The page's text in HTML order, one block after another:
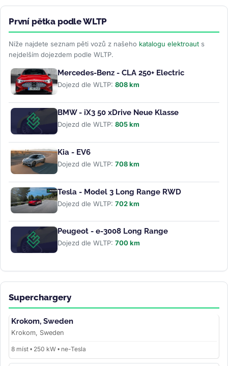
První pětka podle WLTP
Níže najdete seznam pěti vozů z našeho katalogu elektroaut s
nejdelším dojezdem podle WLTP.
Mercedes-Benz - CLA 250+ Electric
Dojezd dle WLTP: 808 km
BMW - iX3 50 xDrive Neue Klasse
Dojezd dle WLTP: 805 km
Kia - EV6
Dojezd dle WLTP: 708 km
Tesla - Model 3 Long Range RWD
Dojezd dle WLTP: 702 km
Peugeot - e-3008 Long Range
Dojezd dle WLTP: 700 km
Superchargery
Krokom, Sweden
Krokom, Sweden
8 míst • 250 kW • ne-Tesla